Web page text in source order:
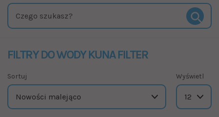
FILTRY DO WODY KUNA FILTER
Sortuj Wyświetl